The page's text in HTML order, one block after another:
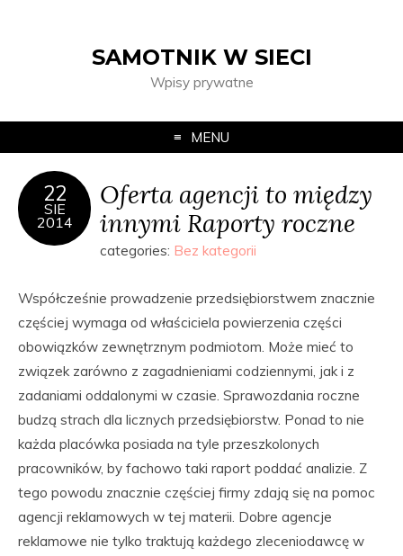
SAMOTNIK W SIECI
Wpisy prywatne
MENU
22
SIE
2014
Oferta agencji to między
innymi Raporty roczne
categories: Bez kategorii
Współcześnie prowadzenie przedsiębiorstwem znacznie
częściej wymaga od właściciela powierzenia części
obowiązków zewnętrznym podmiotom. Może mieć to
związek zarówno z zagadnieniami codziennymi, jak i z
zadaniami oddalonymi w czasie. Sprawozdania roczne
budzą strach dla licznych przedsiębiorstw. Ponad to nie
każda placówka posiada na tyle przeszkolonych
pracowników, by fachowo taki raport poddać analizie. Z
tego powodu znacznie częściej firmy zdają się na pomoc
agencji reklamowych w tej materii. Dobre agencje
reklamowe nie tylko traktują każdego zleceniodawcę w